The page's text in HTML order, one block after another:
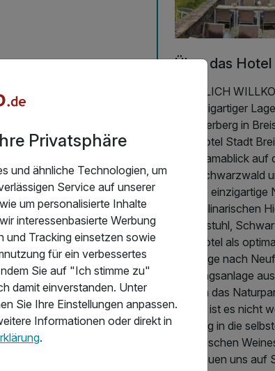
von der Freundlichkeit
ist ausgezeichnet und
Balkon über den Rhein
gerne.
Über das Hotel
HERZLICH
In einzigartiger
Münsterberg in
das Hotel Stadt
Panoramablick auf
den Schwarzwald
Sie die
und kulinarischen
Kaiserstuhl,
das Hotel als
Ausflüge nach
Festungsanlage
oder in das
Elsass ist es nicht
Ausflug in die
elsässischen
Wir freuen uns auf
Privatsphäre
und ähnliche Technologien, um
Service auf unserer
um personalisierte Inhalte
interessenbasierte Werbung
und Tracking einsetzen sowie
für ein verbessertes
Sie auf "Ich stimme zu"
damit einverstanden. Unter
Sie Ihre Einstellungen anpassen.
Informationen oder direkt in
.